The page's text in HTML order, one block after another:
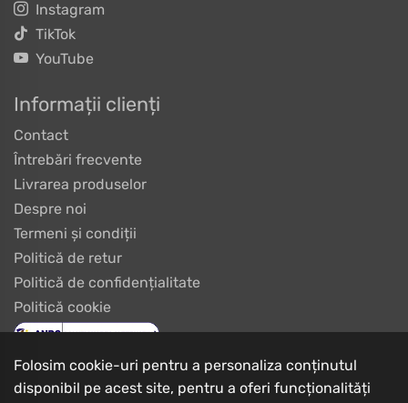
Instagram
TikTok
YouTube
Informații clienți
Contact
Întrebări frecvente
Livrarea produselor
Despre noi
Termeni și condiții
Politică de retur
Politică de confidențialitate
Politică cookie
Folosim cookie-uri pentru a personaliza conținutul
disponibil pe acest site, pentru a oferi funcționalități